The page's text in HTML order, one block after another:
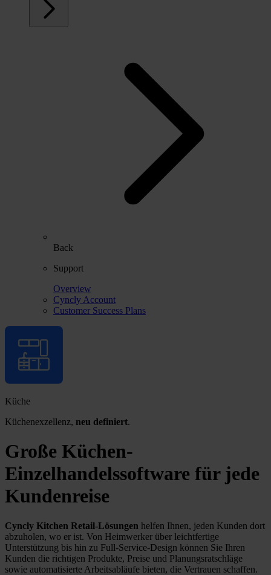
Back
Support
Overview
Cyncly Account
Customer Success Plans
Küche
Küchenexzellenz, neu definiert.
Große Küchen-
Einzelhandelssoftware für jede
Kundenreise
Cyncly Kitchen Retail-Lösungen helfen Ihnen, jeden Kunden dort
abzuholen, wo er ist. Von Heimwerker über leichtfertige
Unterstützung bis hin zu Full-Service-Design können Sie Ihren
Kunden die richtigen Produkte, Preise und Planungsratschläge
sowie automatisierte Arbeitsabläufe bieten, die Vertrauen schaffen.